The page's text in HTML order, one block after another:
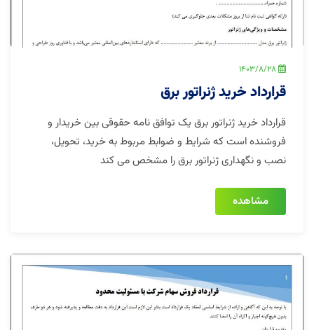
1403/8/28
قرارداد خرید ژنراتور برق
قرارداد خرید ژنراتور برق یک توافق نامه حقوقی بین خریدار و
فروشنده است که شرایط و ضوابط مربوط به خرید، تحویل،
نصب و نگهداری ژنراتور برق را مشخص می کند
مشاهده